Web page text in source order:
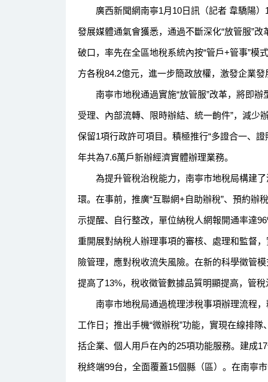
廣西新聞網南寧1月10日訊（記者 韋驕陽）
發展媒體通氣會獲悉，通過不斷深化“放管服”
破口，率先在全區地稅系統內按“管戶+管事”模
方各稅84.2億元，進一步簡政放權，激發企業發
南寧市地稅通過實施“放管服”改革，將即辦
受理、內部流轉、限時辦結、統一齣件”，減少
保留1項行政許可項目。積極推行“多證合一、
年共為7.6萬戶新辦經濟實體辦理業務。
為提升管稅治稅能力，南寧市地稅局構建了
環。在事前，推廣“互聯網+自助辦稅”、預約辦
示提醒、自行整改，單位納稅人網報開通率達
重開展對納稅人辦理事項的審核、處理和監督
險管理，應對稅收流失風險。在新的科學徵管
提高了13%，稅收徵管數據品質明顯提高，管
南寧市地稅局通過梳理涉稅事項辦理流程，
工作日；推出手機“微辦稅”功能，實現在線排
括企業、個人用戶在內的25項功能服務。建成
稅終端99台，全面覆蓋15個縣（區）。在南寧